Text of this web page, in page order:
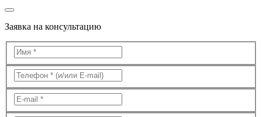
Заявка на консультацию